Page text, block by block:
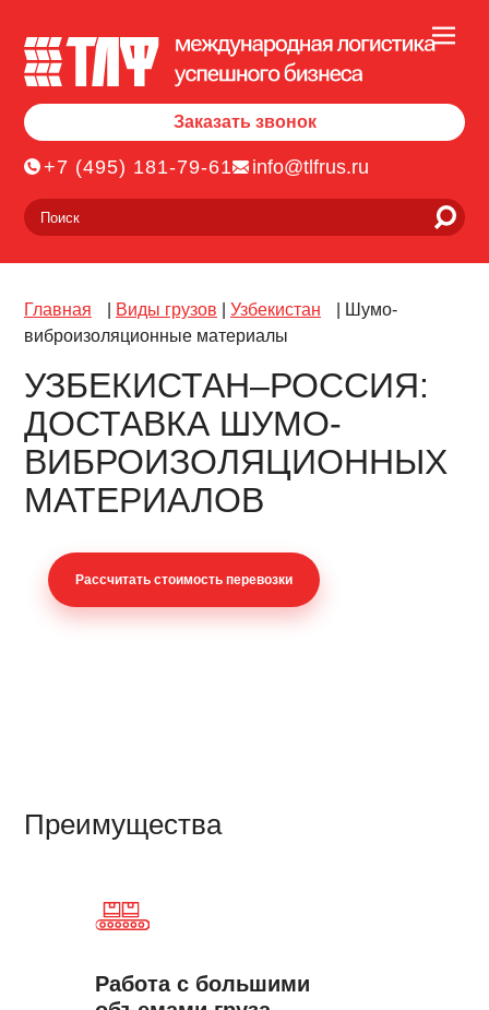
Заказать звонок
+7 (495) 181-79-61 info@tlfrus.ru
Главная Виды грузов Узбекистан
Шумо-
виброизоляционные материалы
УЗБЕКИСТАН–РОССИЯ:
ДОСТАВКА ШУМО-
ВИБРОИЗОЛЯЦИОННЫХ
МАТЕРИАЛОВ
Раcсчитать стоимость перевозки
Преимущества
Работа с большими